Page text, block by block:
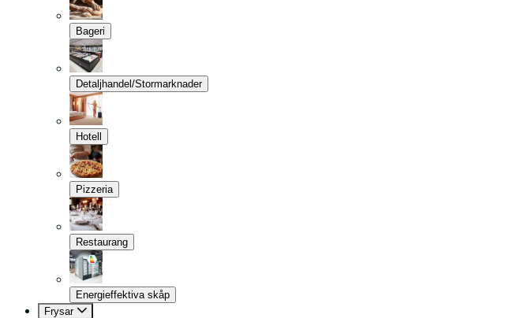
Bageri
Detaljhandel/Stormarknader
Hotell
Pizzeria
Restaurang
Energieffektiva skåp
Frysar